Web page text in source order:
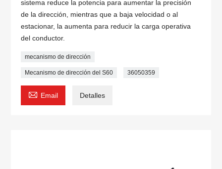
sistema reduce la potencia para aumentar la precisión
de la dirección, mientras que a baja velocidad o al
estacionar, la aumenta para reducir la carga operativa
del conductor.
mecanismo de dirección
Mecanismo de dirección del S60 36050359
 Email Detalles